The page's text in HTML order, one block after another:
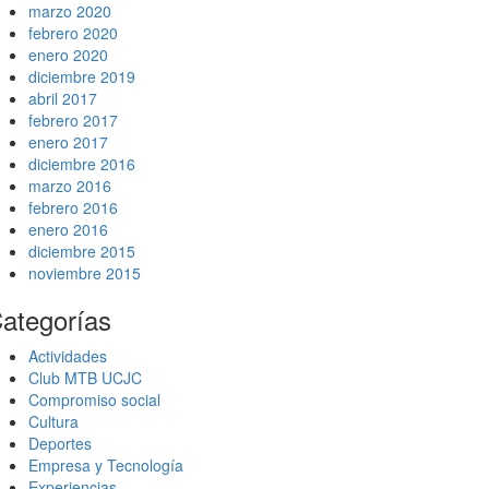
marzo 2020
febrero 2020
enero 2020
diciembre 2019
abril 2017
febrero 2017
enero 2017
diciembre 2016
marzo 2016
febrero 2016
enero 2016
diciembre 2015
noviembre 2015
Actividades
Club MTB UCJC
Compromiso social
Cultura
Deportes
Empresa y Tecnología